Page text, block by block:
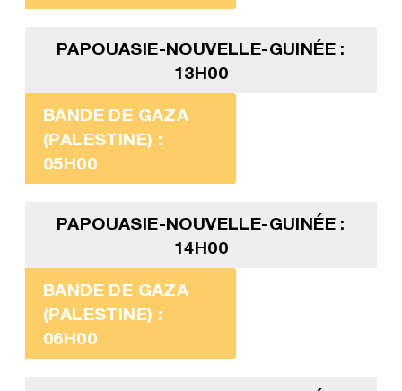
PAPOUASIE-NOUVELLE-GUINÉE :
13H00
BANDE DE GAZA
(PALESTINE) :
05H00
PAPOUASIE-NOUVELLE-GUINÉE :
14H00
BANDE DE GAZA
(PALESTINE) :
06H00